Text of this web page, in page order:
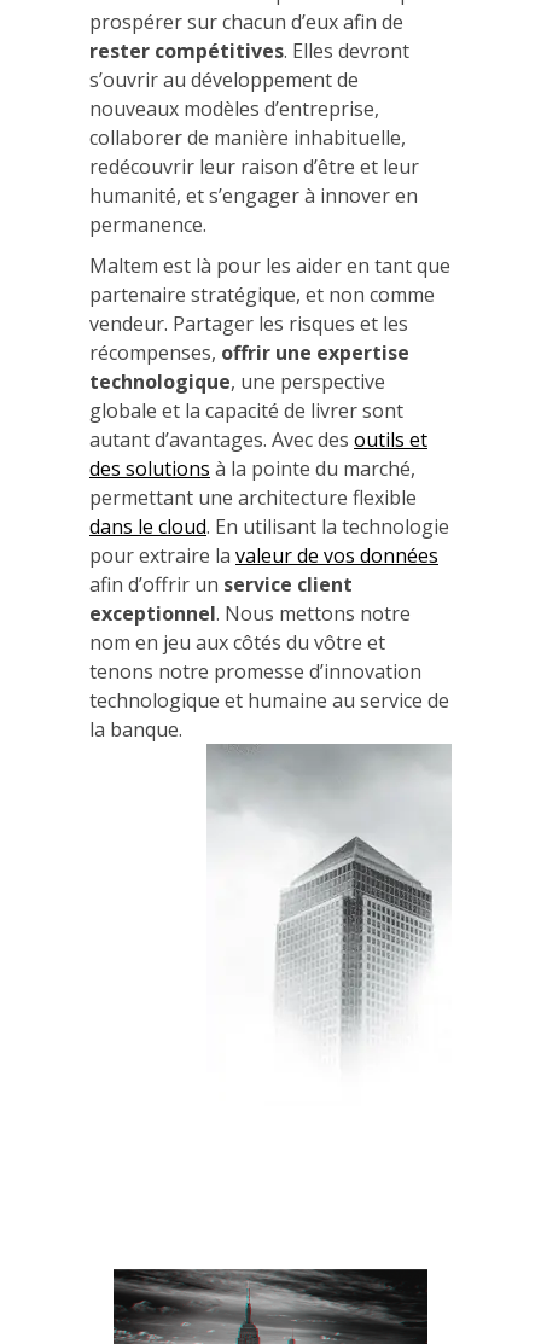
prospérer sur chacun d’eux afin de
rester compétitives. Elles devront
s’ouvrir au développement de
nouveaux modèles d’entreprise,
collaborer de manière inhabituelle,
redécouvrir leur raison d’être et leur
humanité, et s’engager à innover en
permanence.
Maltem est là pour les aider en tant que
partenaire stratégique, et non comme
vendeur. Partager les risques et les
récompenses, offrir une expertise
technologique, une perspective
globale et la capacité de livrer sont
autant d’avantages. Avec des outils et
des solutions à la pointe du marché,
permettant une architecture flexible
dans le cloud. En utilisant la technologie
pour extraire la valeur de vos données
afin d’offrir un service client
exceptionnel. Nous mettons notre
nom en jeu aux côtés du vôtre et
tenons notre promesse d’innovation
technologique et humaine au service de
la banque.